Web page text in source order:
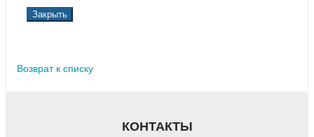
Закрыть
Возврат к списку
КОНТАКТЫ